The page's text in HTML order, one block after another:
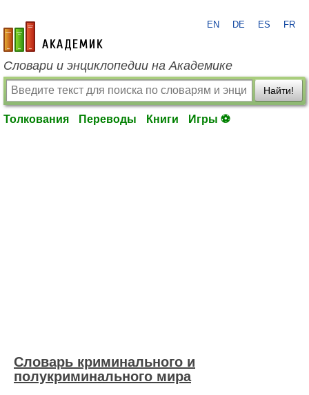
academic.ru
EN DE ES FR
Словари и энциклопедии на Академике
Найти!
Толкования Переводы Книги Игры ⚽
Словарь криминального и
полукриминального мира